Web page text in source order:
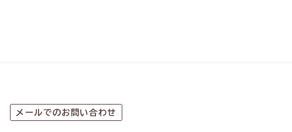
メールでのお問い合わせ